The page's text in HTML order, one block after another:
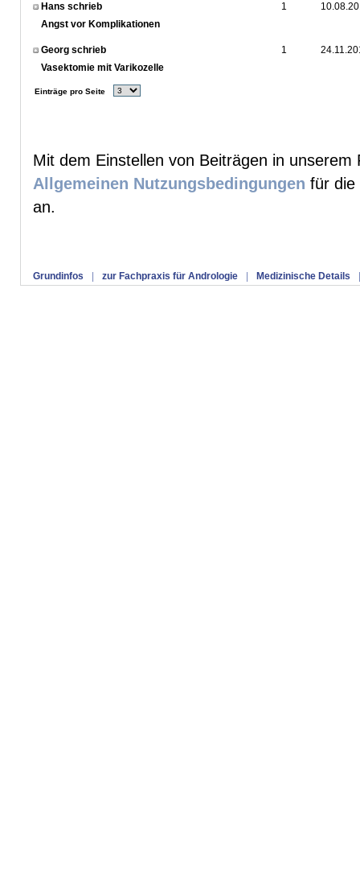
Hans schrieb
Angst vor Komplikationen
1
Georg schrieb
Vasektomie mit Varikozelle
1
Einträge pro Seite
Mit dem Einstellen von Beiträgen in
Allgemeinen Nutzungsbedingungen für die
an.
Grundinfos zur Fachpraxis für Andrologie Medizinische Details